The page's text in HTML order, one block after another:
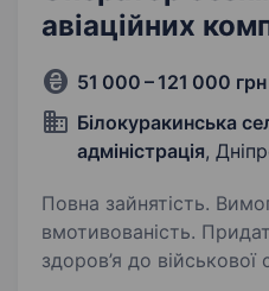
авіаційних
51 000 – 121 000 грн
Білокуракинська
адміністрація,
Повна зайнятість. Вимоги: Бажання і
вмотивованість.
здоров’я до